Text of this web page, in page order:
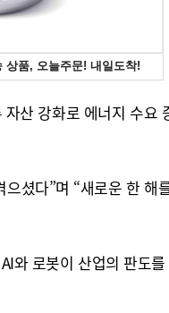
산 강화로 에너지 수
셨다”며 “새로운 한
로봇이 산업의 판도